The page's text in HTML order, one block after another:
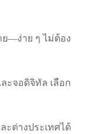
ย—ง่าย ๆ ไม่ต้อง
ละจอดิจิทัล เลือก
ะต่างประเทศได้